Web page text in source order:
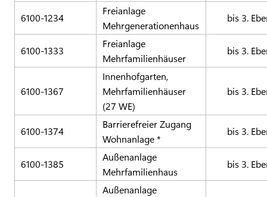
6100-1234
Freianlage
Mehrgenerationenhaus
bis 3.
6100-1333
Freianlage
Mehrfamilienhäuser
bis 3.
6100-1367
Innenhofgarten,
Mehrfamilienhäuser
(27 WE)
bis 3.
6100-1374
Barrierefreier Zugang
Wohnanlage *
bis 3.
6100-1385
Außenanlage
Mehrfamilienhaus
bis 3.
Außenanlage